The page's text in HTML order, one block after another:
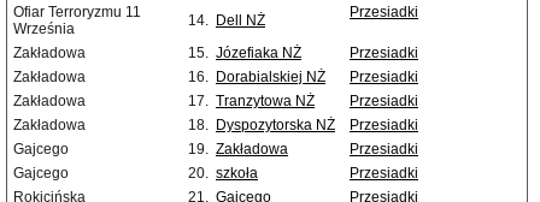
Ofiar Terroryzmu 11
Września
14. Dell NŻ Przesiadki
Zakładowa 15. Józefiaka NŻ
Przesiadki
Zakładowa
16. Dorabialskiej NŻ
Przesiadki
Zakładowa
17. Tranzytowa NŻ
Przesiadki
Zakładowa
18. Dyspozytorska NŻ
Przesiadki
Gajcego
19. Zakładowa
Przesiadki
Gajcego
20. szkoła
Przesiadki
Rokicińska
21. Gajcego Przesiadki